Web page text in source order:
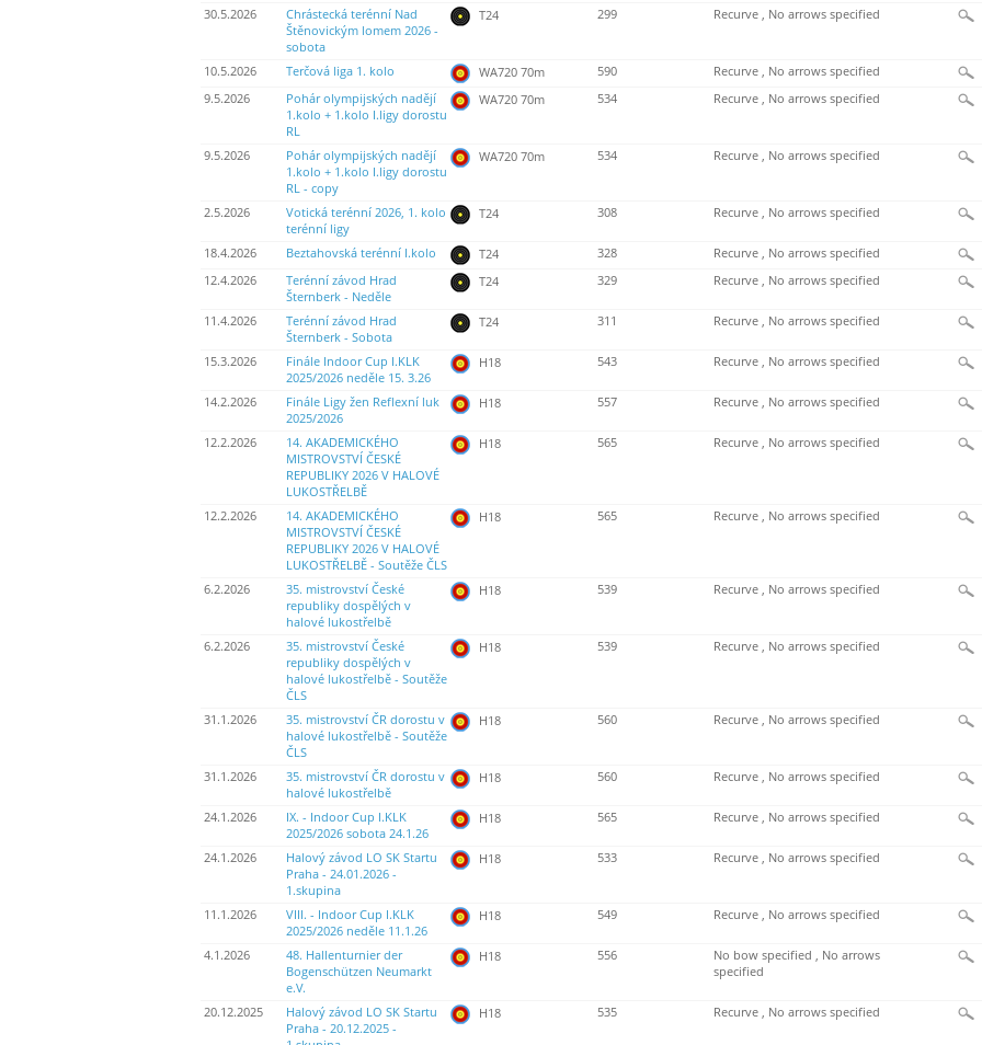
30.5.2026
Chrástecká terénní Nad
Štěnovickým lomem 2026 -
sobota
T24 299 Recurve , No arrows specified
10.5.2026 Terčová liga 1. kolo WA720 70m 590
Recurve , No arrows specified
9.5.2026
Pohár olympijských nadějí
1.kolo + 1.kolo I.ligy dorostu
RL
WA720 70m 534 Recurve , No arrows specified
9.5.2026
Pohár olympijských nadějí
1.kolo + 1.kolo I.ligy dorostu
RL - copy
WA720 70m 534 Recurve , No arrows specified
2.5.2026
Votická terénní 2026, 1. kolo
terénní ligy
T24 308 Recurve , No arrows specified
18.4.2026 Beztahovská terénní I.kolo T24 328
Recurve , No arrows specified
12.4.2026
Terénní závod Hrad
Šternberk - Neděle
T24 329 Recurve , No arrows specified
11.4.2026
Terénní závod Hrad
Šternberk - Sobota
T24 311 Recurve , No arrows specified
15.3.2026
Finále Indoor Cup I.KLK
2025/2026 neděle 15. 3.26
H18 543 Recurve , No arrows specified
14.2.2026
Finále Ligy žen Reflexní luk
2025/2026
H18 557 Recurve , No arrows specified
12.2.2026
14. AKADEMICKÉHO
MISTROVSTVÍ ČESKÉ
REPUBLIKY 2026 V HALOVÉ
LUKOSTŘELBĚ
H18 565 Recurve , No arrows specified
12.2.2026
14. AKADEMICKÉHO
MISTROVSTVÍ ČESKÉ
REPUBLIKY 2026 V HALOVÉ
LUKOSTŘELBĚ - Soutěže ČLS
H18 565 Recurve , No arrows specified
6.2.2026
35. mistrovství České
republiky dospělých v
halové lukostřelbě
H18 539 Recurve , No arrows specified
6.2.2026
35. mistrovství České
republiky dospělých v
halové lukostřelbě - Soutěže
ČLS
H18 539 Recurve , No arrows specified
31.1.2026
35. mistrovství ČR dorostu v
halové lukostřelbě - Soutěže
ČLS
H18 560 Recurve , No arrows specified
31.1.2026
35. mistrovství ČR dorostu v
halové lukostřelbě
H18 560 Recurve , No arrows specified
24.1.2026
IX. - Indoor Cup I.KLK
2025/2026 sobota 24.1.26
H18 565 Recurve , No arrows specified
24.1.2026
Halový závod LO SK Startu
Praha - 24.01.2026 -
1.skupina
H18 533 Recurve , No arrows specified
11.1.2026
VIII. - Indoor Cup I.KLK
2025/2026 neděle 11.1.26
H18 549 Recurve , No arrows specified
4.1.2026
48. Hallenturnier der
Bogenschützen Neumarkt
e.V.
H18 556
No bow specified , No arrows
specified
20.12.2025
Halový závod LO SK Startu
Praha - 20.12.2025 -
H18 535 Recurve , No arrows specified